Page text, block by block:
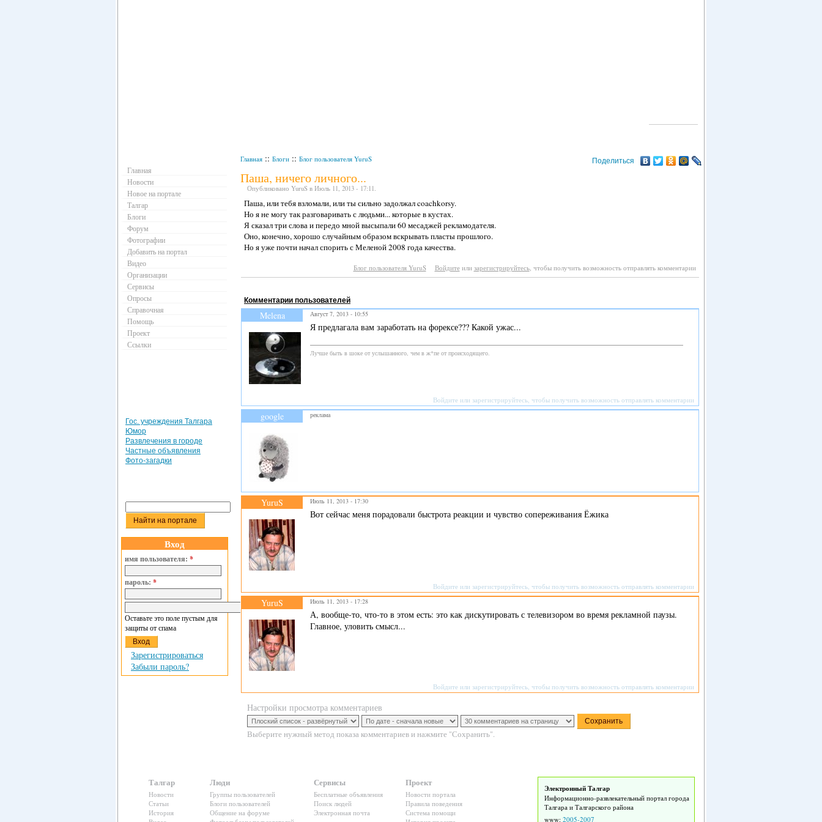
Поделиться
Главная :: Блоги :: Блог пользователя YuruS
Паша, ничего личного...
Опубликовано YuruS в Июль 11, 2013 - 17:11.
Паша, или тебя взломали, или ты сильно задолжал coachkorsy.
Но я не могу так разговаривать с людьми... которые в кустах.
Я сказал три слова и передо мной высыпали 60 месаджей рекламодателя.
Оно, конечно, хорошо случайным образом вскрывать пласты прошлого.
Но я уже почти начал спорить с Меленой 2008 года качества.
Блог пользователя YuruS Войдитеили зарегистрируйтесь, чтобы получить возможность отправлять комментарии
Комментарии пользователей
Melena Август 7, 2013 - 10:55
Я предлагала вам заработать на форексе??? Какой ужас...
Лучше быть в шоке от услышанного, чем в ж*пе от происходящего.
Войдитеили зарегистрируйтесь, чтобы получить возможность отправлять комментарии
google реклама
YuruS Июль 11, 2013 - 17:30
Вот сейчас меня порадовали быстрота реакции и чувство сопереживания Ёжика
Войдитеили зарегистрируйтесь, чтобы получить возможность отправлять комментарии
YuruS Июль 11, 2013 - 17:28
А, вообще-то, что-то в этом есть: это как дискутировать с телевизором во время рекламной паузы.
Главное, уловить смысл...
Войдитеили зарегистрируйтесь, чтобы получить возможность отправлять комментарии
Настройки просмотра комментариев
Выберите нужный метод показа комментариев и нажмите "Сохранить".
Главная
Новости
Новое на портале
Талгар
Блоги
Форум
Фотографии
Добавить на портал
Видео
Организации
Сервисы
Опросы
Справочная
Помощь
Проект
Ссылки
Гос. учреждения Талгара
Юмор
Развлечения в городе
Частные объявления
Фото-загадки
Вход
имя пользователя: *
пароль: *
Оставьте это поле пустым для
защиты от спама
Зарегистрироваться
Забыли пароль?
Талгар
Новости
Статьи
История
Люди
Группы пользователей
Блоги пользователей
Общение на форуме
Сервисы
Бесплатные объявления
Поиск людей
Электронная почта
Проект
Новости портала
Правила поведения
Система помощи
Электронный Талгар
Информационно-развлекательный портал города
Талгара и Талгарского района
www: 2005-2007